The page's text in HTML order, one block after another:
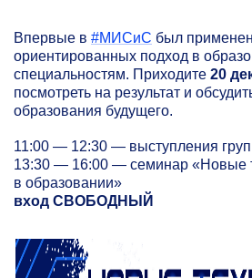
Впервые в #МИСиС был
ориентированных подход в
специальностям. Приходите 20
посмотреть на результат и
образования будущего.
11:00 — 12:30 — выступления
13:30 — 16:00 — семинар «Новые
в образовании»
вход СВОБОДНЫЙ